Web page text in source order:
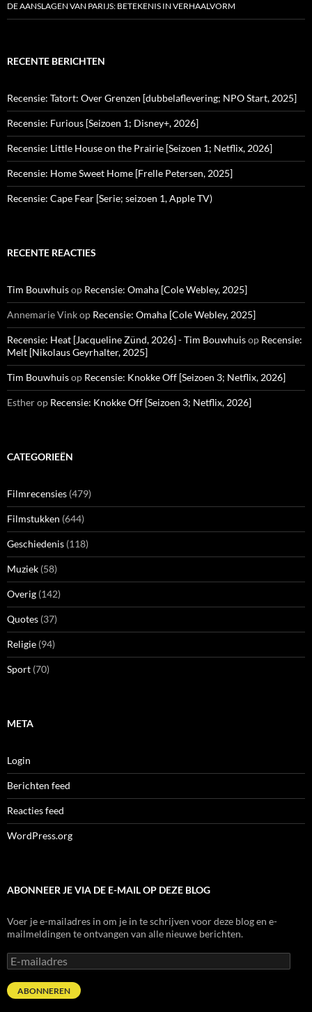
DE AANSLAGEN VAN PARIJS: BETEKENIS IN VERHAALVORM
RECENTE BERICHTEN
Recensie: Tatort: Over Grenzen [dubbelaflevering; NPO Start, 2025]
Recensie: Furious [Seizoen 1; Disney+, 2026]
Recensie: Little House on the Prairie [Seizoen 1; Netflix, 2026]
Recensie: Home Sweet Home [Frelle Petersen, 2025]
Recensie: Cape Fear [Serie; seizoen 1, Apple TV)
RECENTE REACTIES
Tim Bouwhuisop Recensie: Omaha [Cole Webley, 2025]
Annemarie Vinkop Recensie: Omaha [Cole Webley, 2025]
Recensie: Heat [Jacqueline Zünd, 2026] - Tim Bouwhuisop Recensie:
Melt [Nikolaus Geyrhalter, 2025]
Tim Bouwhuisop Recensie: Knokke Off [Seizoen 3; Netflix, 2026]
Estherop Recensie: Knokke Off [Seizoen 3; Netflix, 2026]
CATEGORIEËN
Filmrecensies (479)
Filmstukken (644)
Geschiedenis (118)
Muziek (58)
Overig (142)
Quotes (37)
Religie (94)
Sport (70)
META
Login
Berichten feed
Reacties feed
WordPress.org
ABONNEER JE VIA DE E-MAIL OP DEZE BLOG
Voer je e-mailadres in om je in te schrijven voor deze blog en e-
mailmeldingen te ontvangen van alle nieuwe berichten.
E-
mailadres
ABONNEREN